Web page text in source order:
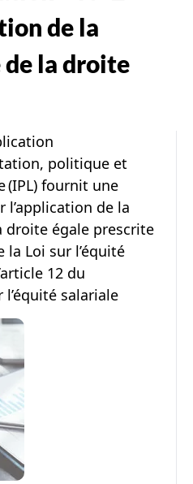
de la
la droite
politique et
(IPL) fournit une
de la
droite égale prescrite
la Loi sur l’équité
12 du
salariale